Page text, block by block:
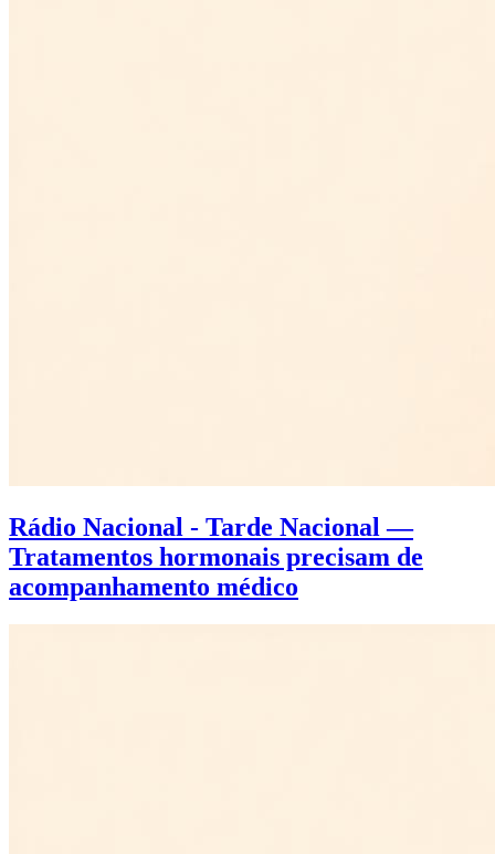
Rádio Nacional - Tarde Nacional —
Tratamentos hormonais precisam de
acompanhamento médico